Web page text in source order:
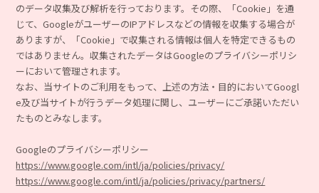
のデータ収集及び解析を行っております。その際、「Cookie」を通
じて、GoogleがユーザーのIPアドレスなどの情報を収集する場合が
ありますが、「Cookie」で収集される情報は個人を特定できるもの
ではありません。収集されたデータはGoogleのプライバシーポリシ
ーにおいて管理されます。
なお、当サイトのご利用をもって、上述の方法・目的においてGoogl
e及び当サイトが行うデータ処理に関し、ユーザーにご承諾いただい
たものとみなします。
Googleのプライバシーポリシー
https://www.google.com/intl/ja/policies/privacy/
https://www.google.com/intl/ja/policies/privacy/partners/